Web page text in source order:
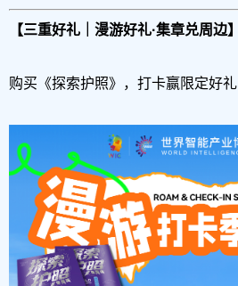
【三重好礼｜漫游好礼·集章兑周边】
购买《探索护照》，打卡赢限定好礼